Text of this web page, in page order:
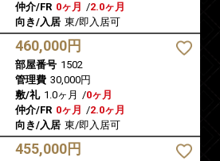
仲介/FR 0ヶ月 /2.0ヶ月
向き/入居 東/即入居可
460,000円
部屋番号 1502
管理費 30,000円
敷/礼 1.0ヶ月 /0ヶ月
仲介/FR 0ヶ月 /2.0ヶ月
向き/入居 東/即入居可
455,000円